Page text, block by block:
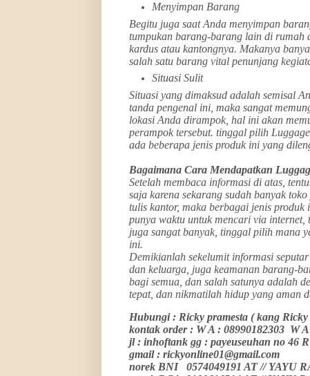
Menyimpan Barang
Begitu juga saat Anda menyimpan
tumpukan barang-barang lain di rumah
kardus atau kantongnya. Makanya
salah satu barang vital penunjang
Situasi Sulit
Situasi yang dimaksud adalah semisal
tanda pengenal ini, maka sangat
lokasi Anda dirampok, hal ini akan
perampok tersebut. tinggal pilih
ada beberapa jenis produk ini yang
Bagaimana Cara Mendapatkan
Setelah membaca informasi di atas,
saja karena sekarang sudah banyak
tulis kantor, maka berbagai jenis
punya waktu untuk mencari via
juga sangat banyak, tinggal pilih mana
ini.
Demikianlah sekelumit informasi
dan keluarga, juga keamanan barang-
bagi semua, dan salah satunya adalah
tepat, dan nikmatilah hidup yang aman
Hubungi : Ricky pramesta ( kang Ricky
kontak order : W A : 08990182303 W
jl : inhoftank gg : payeuseuhan no 46
gmail : rickyonline01@gmail.com
norek BNI 0574049191 AT // YAYU